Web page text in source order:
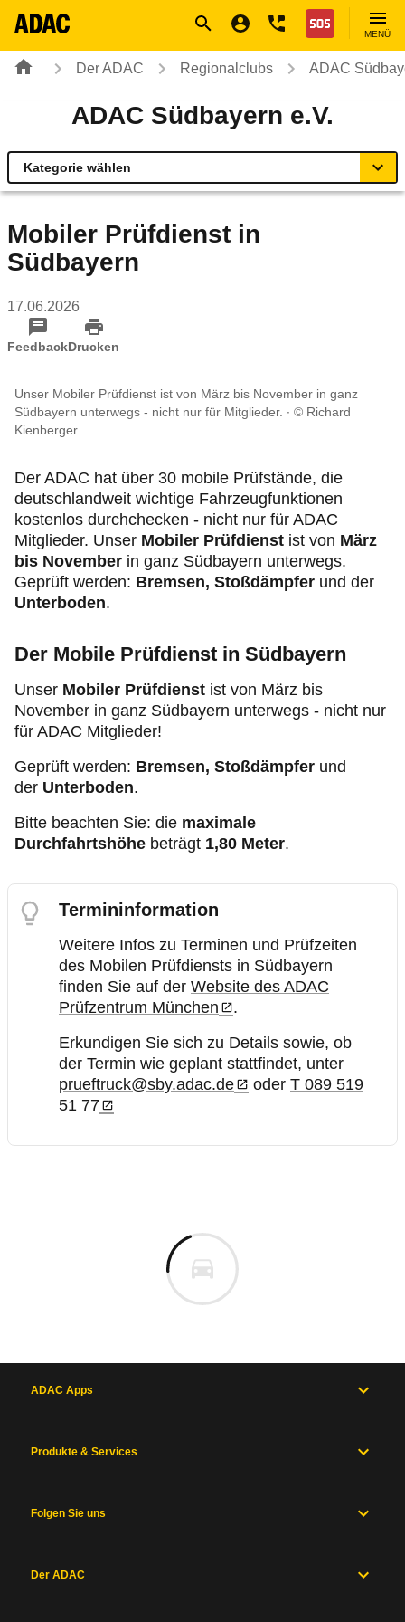
Nothilfe
MENÜ
Der ADAC Regionalclubs ADAC
ADAC Südbayern e.V.
Kategorie wählen
Geschäftsstellen & Reisebüros
Verkehr & Mobilität
Reise & Freizeit
Ihr ADAC Südbayern e.V.
Mobiler Prüfdienst in
Südbayern
17.06.2026
FeedbackDrucken
Unser Mobiler Prüfdienst ist von März bis November in ganz
Südbayern unterwegs - nicht nur für Mitglieder.
© Richard
Kienberger
Der ADAC hat über 30 mobile Prüfstände, die
deutschlandweit wichtige Fahrzeugfunktionen
kostenlos durchchecken - nicht nur für ADAC
Mitglieder. Unser Mobiler Prüfdienst ist von März
bis November in ganz Südbayern unterwegs.
Geprüft werden: Bremsen, Stoßdämpfer und der
Unterboden.
Der Mobile Prüfdienst in Südbayern
Unser Mobiler Prüfdienst ist von März bis
November in ganz Südbayern unterwegs - nicht nur
für ADAC Mitglieder!
Geprüft werden: Bremsen, Stoßdämpfer und
der Unterboden.
Bitte beachten Sie: die maximale
Durchfahrtshöhe beträgt 1,80 Meter.
Termininformation
Weitere Infos zu Terminen und Prüfzeiten
des Mobilen Prüfdiensts in Südbayern
finden Sie auf der Website des ADAC
Prüfzentrum München
.
Erkundigen Sie sich zu Details sowie, ob
der Termin wie geplant stattfindet, unter
prueftruck@sby.adac.de
oder T 089 519
51 77
ADAC Apps
Produkte & Services
Folgen Sie uns
Der ADAC